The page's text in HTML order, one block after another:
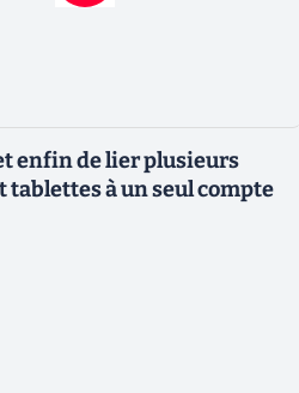
enfin de lier plusieurs
tablettes à un seul compte